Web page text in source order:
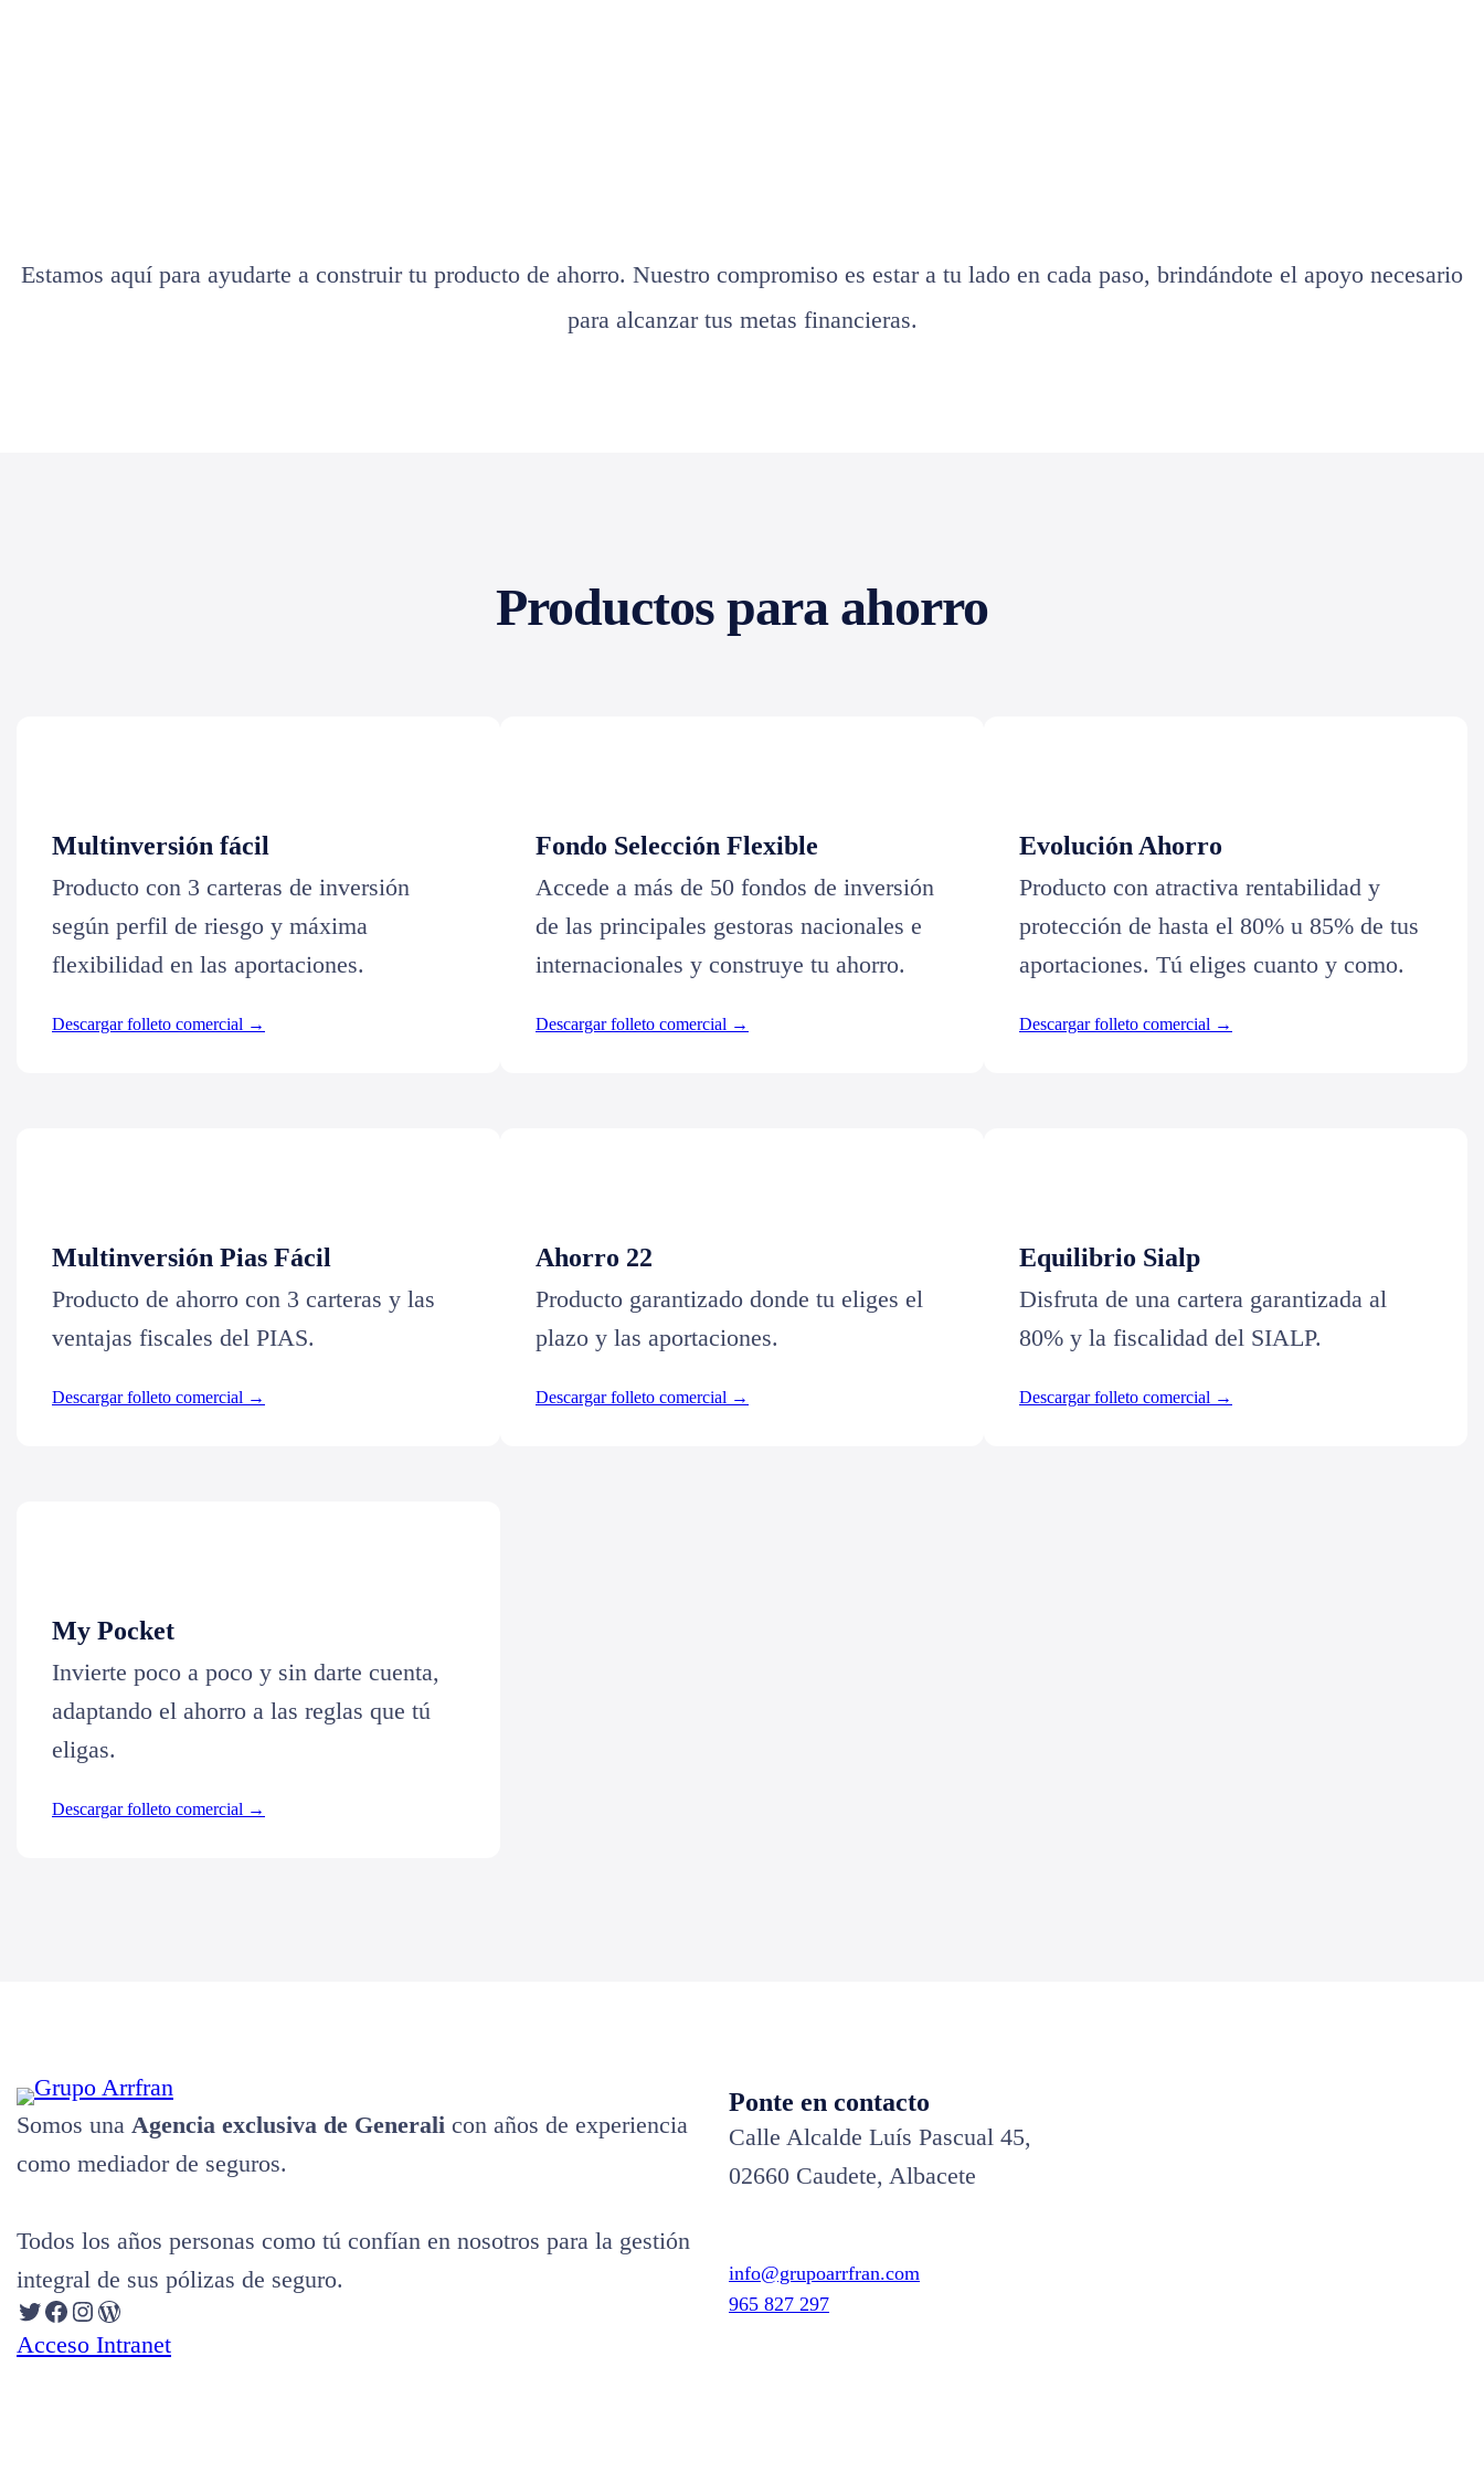
Estamos aquí para ayudarte a construir tu producto de ahorro. Nuestro compromiso es estar a tu lado en cada paso, brindándote el apoyo necesario
para alcanzar tus metas financieras.
Productos para ahorro
Multinversión fácil
Producto con 3 carteras de inversión
según perfil de riesgo y máxima
flexibilidad en las aportaciones.
Descargar folleto comercial →
Fondo Selección Flexible
Accede a más de 50 fondos de inversión
de las principales gestoras nacionales e
internacionales y construye tu ahorro.
Descargar folleto comercial →
Evolución Ahorro
Producto con atractiva rentabilidad y
protección de hasta el 80% u 85% de tus
aportaciones. Tú eliges cuanto y como.
Descargar folleto comercial →
Multinversión Pias Fácil
Producto de ahorro con 3 carteras y las
ventajas fiscales del PIAS.
Descargar folleto comercial →
Ahorro 22
Producto garantizado donde tu eliges el
plazo y las aportaciones.
Descargar folleto comercial →
Equilibrio Sialp
Disfruta de una cartera garantizada al
80% y la fiscalidad del SIALP.
Descargar folleto comercial →
My Pocket
Invierte poco a poco y sin darte cuenta,
adaptando el ahorro a las reglas que tú
eligas.
Descargar folleto comercial →
Somos una Agencia exclusiva de Generali con años de experiencia
como mediador de seguros.
Todos los años personas como tú confían en nosotros para la gestión
integral de sus pólizas de seguro.
Twitter Facebook Instagram WordPress
Acceso Intranet
Ponte en contacto
Calle Alcalde Luís Pascual 45,
02660 Caudete, Albacete
info@grupoarrfran.com
965 827 297